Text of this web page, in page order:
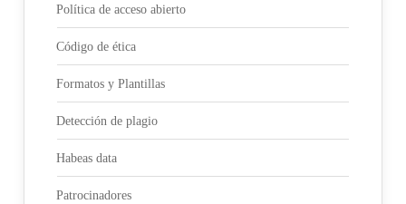
Política de acceso abierto
Código de ética
Formatos y Plantillas
Detección de plagio
Habeas data
Patrocinadores